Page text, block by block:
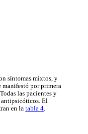
síntomas mixtos, y
por primera
las pacientes y
antipsicóticos. El
en la tabla 4